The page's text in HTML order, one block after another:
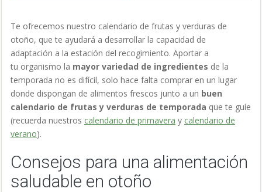
Te ofrecemos nuestro calendario de frutas y verduras de
otoño, que te ayudará a desarrollar la capacidad de
adaptación a la estación del recogimiento. Aportar a
tu organismo la mayor variedad de ingredientes de la
temporada no es difícil, solo hace falta comprar en un lugar
donde dispongan de alimentos frescos junto a un buen
calendario de frutas y verduras de temporada que te guíe
(recuerda nuestros calendario de primavera y calendario de
verano).
Consejos para una alimentación
saludable en otoño